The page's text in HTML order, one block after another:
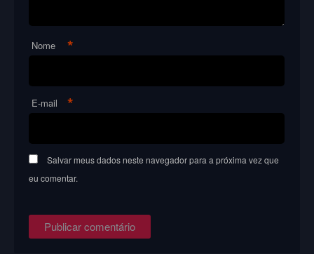
Nome *
E-mail *
Salvar meus dados neste navegador para a próxima vez que
eu comentar.